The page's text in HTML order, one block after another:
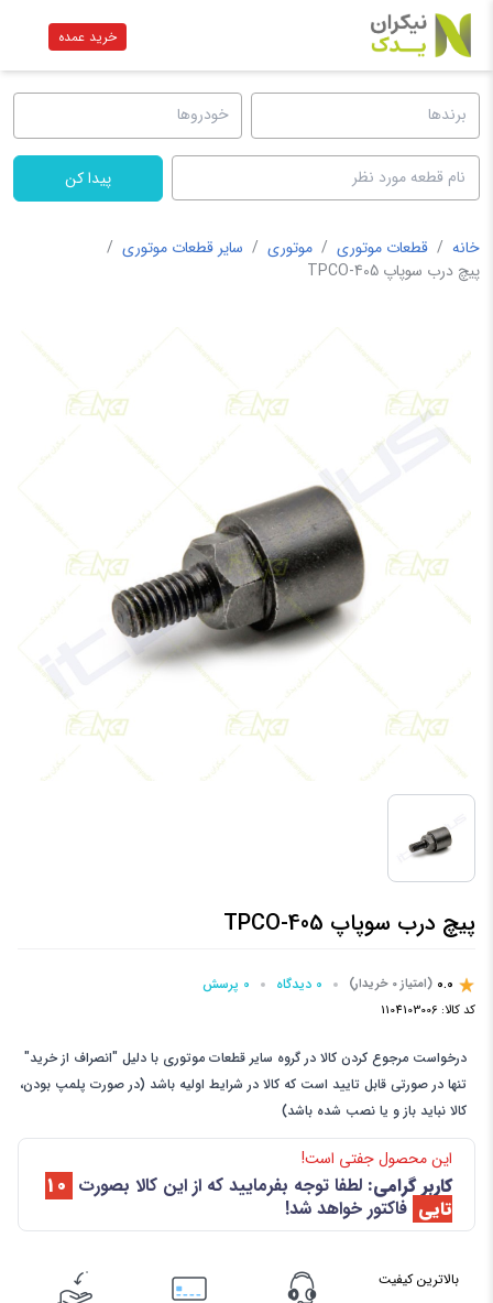
خرید عمده
پیدا کن
خانه / قطعات موتوری / موتوری / سایر قطعات موتوری /
پیچ درب سوپاپ 405-TPCO
پیچ درب سوپاپ 405-TPCO
0.0 (امتیاز 0 خریدار) 0 دیدگاه 0 پرسش‌
کد کالا: 1104103006
درخواست مرجوع کردن کالا در گروه سایر قطعات موتوری با دلیل "انصراف از خرید"
تنها در صورتی قابل تایید است که کالا در شرایط اولیه باشد (در صورت پلمپ بودن،
کالا نباید باز و یا نصب شده باشد)
این محصول جفتی است!
کاربر گرامی: لطفا توجه بفرمایید که از این کالا بصورت 10
تایی فاکتور خواهد شد!
بالاترین کیفیت